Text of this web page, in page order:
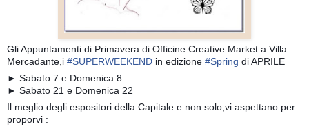
Gli Appuntamenti di Primavera di Officine Creative Market a Villa
Mercadante,i #SUPERWEEKEND in edizione #Spring di APRILE
► Sabato 7 e Domenica 8
► Sabato 21 e Domenica 22
Il meglio degli espositori della Capitale e non solo,vi aspettano per
proporvi :